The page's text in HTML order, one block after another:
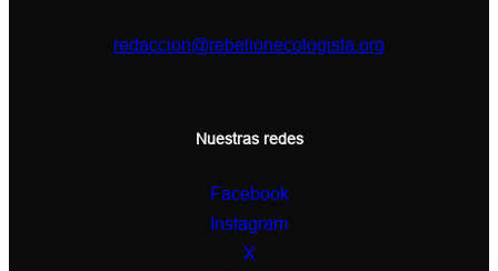
redaccion@rebelionecologista.org
Nuestras redes
Facebook
Instagram
X